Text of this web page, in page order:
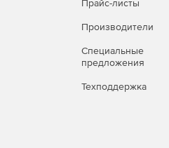
Прайс-листы
Производители
Специальные
предложения
Техподдержка